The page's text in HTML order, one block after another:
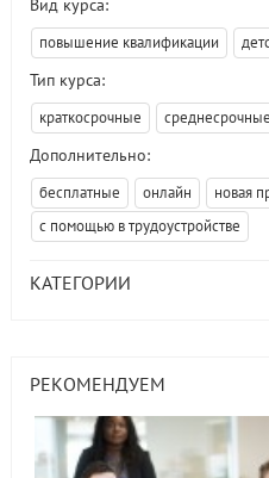
Вид курса:
повышение квалификации
Тип курса:
краткосрочные среднесрочные
Дополнительно:
бесплатные онлайн
новая
с помощью в трудоустройстве
КАТЕГОРИИ
РЕКОМЕНДУЕМ